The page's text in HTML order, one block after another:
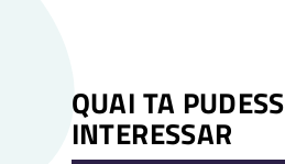
QUAI TA PUDESS
INTERESSAR